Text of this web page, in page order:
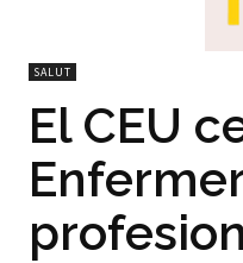
SALUT
El CEU